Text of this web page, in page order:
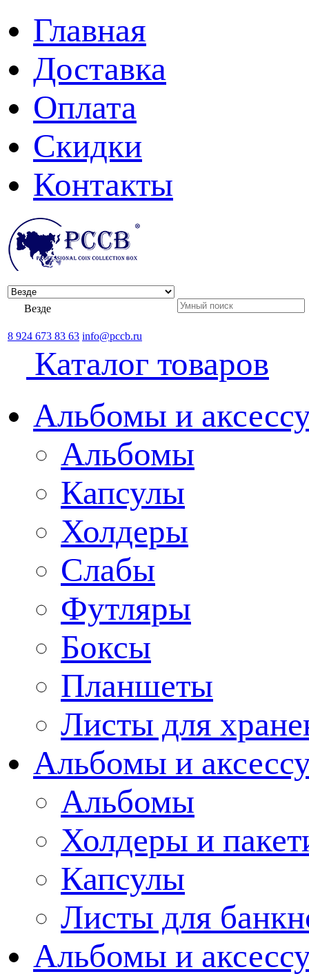
Главная
Доставка
Оплата
Скидки
Контакты
Везде
8 924 673 83 63 info@pccb.ru
Каталог товаров
Альбомы и
Альбомы
Капсулы
Холдеры
Слабы
Футляры
Боксы
Планшеты
Листы для
Альбомы и
Альбомы
Холдеры и
Капсулы
Листы для
Альбомы и